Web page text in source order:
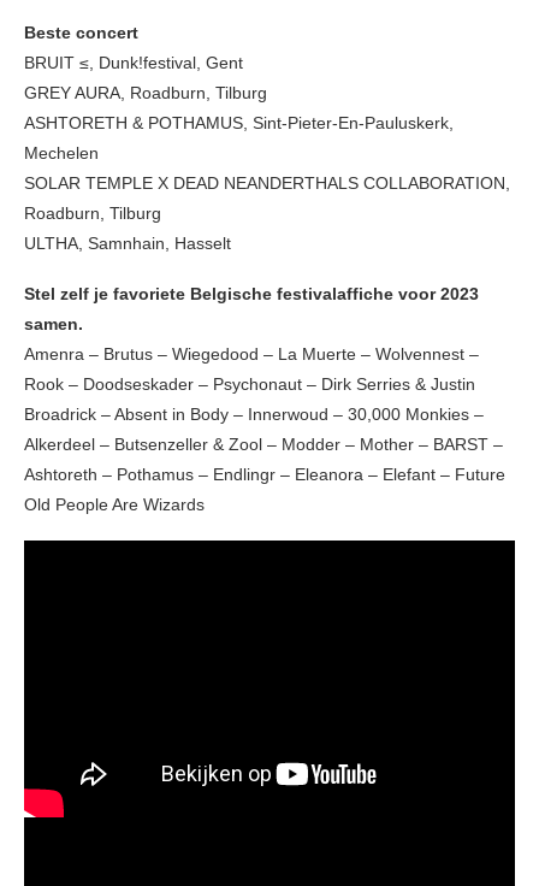
Beste concert
BRUIT ≤, Dunk!festival, Gent
GREY AURA, Roadburn, Tilburg
ASHTORETH & POTHAMUS, Sint-Pieter-En-Pauluskerk,
Mechelen
SOLAR TEMPLE X DEAD NEANDERTHALS COLLABORATION,
Roadburn, Tilburg
ULTHA, Samnhain, Hasselt
Stel zelf je favoriete Belgische festivalaffiche voor 2023
samen.
Amenra – Brutus – Wiegedood – La Muerte – Wolvennest –
Rook – Doodseskader – Psychonaut – Dirk Serries & Justin
Broadrick – Absent in Body – Innerwoud – 30,000 Monkies –
Alkerdeel – Butsenzeller & Zool – Modder – Mother – BARST –
Ashtoreth – Pothamus – Endlingr – Eleanora – Elefant – Future
Old People Are Wizards